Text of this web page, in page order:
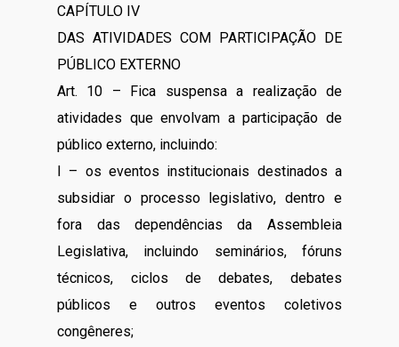
CAPÍTULO IV
DAS ATIVIDADES COM PARTICIPAÇÃO DE
PÚBLICO EXTERNO
Art. 10 – Fica suspensa a realização de
atividades que envolvam a participação de
público externo, incluindo:
I – os eventos institucionais destinados a
subsidiar o processo legislativo, dentro e
fora das dependências da Assembleia
Legislativa, incluindo seminários, fóruns
técnicos, ciclos de debates, debates
públicos e outros eventos coletivos
congêneres;